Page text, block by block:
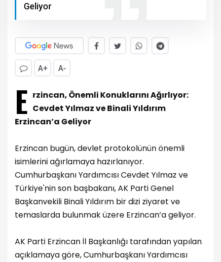
Geliyor
A+ A-
E rzincan, Önemli Konuklarını Ağırlıyor:
Cevdet Yılmaz ve Binali Yıldırım
Erzincan’a Geliyor
Erzincan bugün, devlet protokolünün önemli
isimlerini ağırlamaya hazırlanıyor.
Cumhurbaşkanı Yardımcısı Cevdet Yılmaz ve
Türkiye'nin son başbakanı, AK Parti Genel
Başkanvekili Binali Yıldırım bir dizi ziyaret ve
temaslarda bulunmak üzere Erzincan’a geliyor.
AK Parti Erzincan İl Başkanlığı tarafından yapılan
açıklamaya göre, Cumhurbaşkanı Yardımcısı